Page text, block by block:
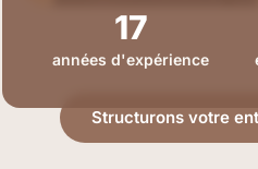
années d'expérience
17
Structurons votre